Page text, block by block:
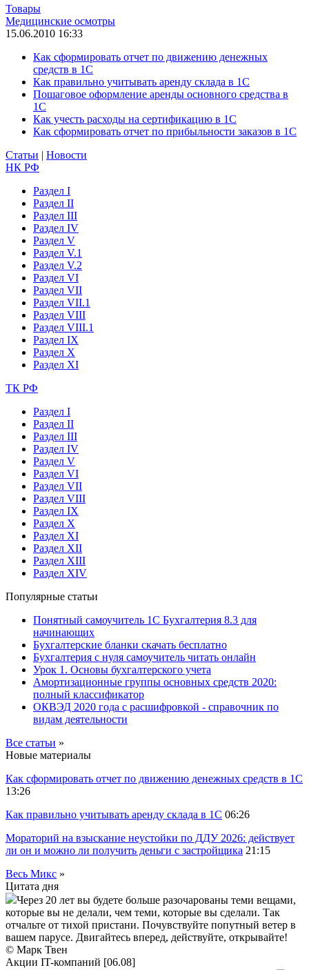
Товары
Медицинские осмотры
15.06.2010 16:33
Как сформировать отчет по движению денежных
средств в 1С
Как правильно учитывать аренду склада в 1С
Пошаговое оформление аренды основного средства в
1С
Как учесть расходы на сертификацию в 1С
Как сформировать отчет по прибыльности заказов в 1С
Статьи | Новости
НК РФ
Раздел I
Раздел II
Раздел III
Раздел IV
Раздел V
Раздел V.1
Раздел V.2
Раздел VI
Раздел VII
Раздел VII.1
Раздел VIII
Раздел VIII.1
Раздел IX
Раздел X
Раздел XI
ТК РФ
Раздел I
Раздел II
Раздел III
Раздел IV
Раздел V
Раздел VI
Раздел VII
Раздел VIII
Раздел IX
Раздел X
Раздел XI
Раздел XII
Раздел XIII
Раздел XIV
Популярные статьи
Понятный самоучитель 1С Бухгалтерия 8.3 для
начинающих
Бухгалтерские бланки скачать бесплатно
Бухгалтерия с нуля самоучитель читать онлайн
Урок 1. Основы бухгалтерского учета
Амортизационные группы основных средств 2020:
полный классификатор
ОКВЭД 2020 года с расшифровкой - справочник по
видам деятельности
Все статьи »
Новые материалы
Как сформировать отчет по движению денежных средств в 1С
13:26
Как правильно учитывать аренду склада в 1С 06:26
Мораторий на взыскание неустойки по ДДУ 2026: действует
ли он и можно ли получить деньги с застройщика 21:15
Весь Микс »
Цитата дня
Через 20 лет вы будете больше разочарованы теми вещами,
которые вы не делали, чем теми, которые вы сделали. Так
отчальте от тихой пристани. Почувствуйте попутный ветер в
вашем парусе. Двигайтесь вперед, действуйте, открывайте!
© Марк Твен
Акции IT-компаний [06.08]